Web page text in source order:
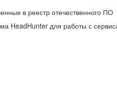
в реестр отечественного ПО
HeadHunter для работы с